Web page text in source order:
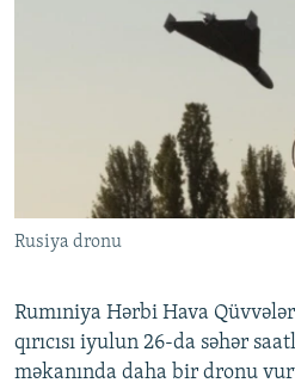
Rusiya dronu
Rumıniya Hərbi Hava
qırıcısı iyulun 26-da səhər
məkanında daha bir dronu